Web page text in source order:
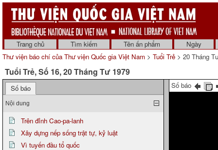
Trang chủ Tìm kiếm Tên ấn phẩm
Ngày
Thư viện báo chí của Thư viện Quốc gia Việt Nam > Tuổi Trẻ > 20 Tháng
Tuổi Trẻ, Số 16, 20 Tháng Tư 1979
Số báo
Nội dung
Trên đỉnh Cao-pa-lanh
Xây dựng nếp sống trật tự, kỷ luật
Vì tuyến đầu tổ quốc
Số báo